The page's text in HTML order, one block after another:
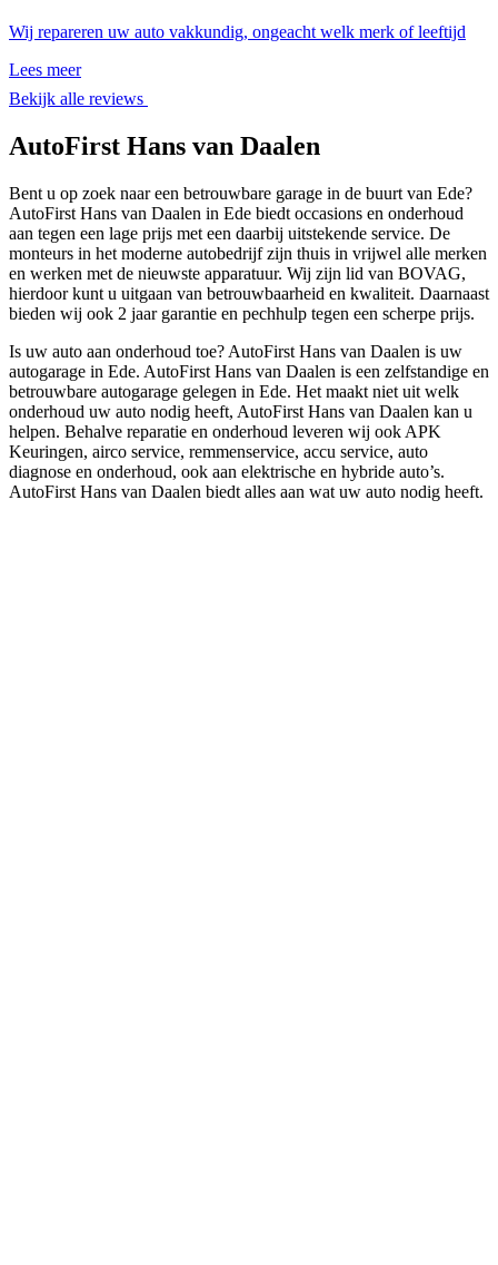
Wij repareren uw auto vakkundig, ongeacht welk merk of leeftijd
Lees meer
Bekijk alle reviews
AutoFirst Hans van Daalen
Bent u op zoek naar een betrouwbare garage in de buurt van Ede?
AutoFirst Hans van Daalen in Ede biedt occasions en onderhoud
aan tegen een lage prijs met een daarbij uitstekende service. De
monteurs in het moderne autobedrijf zijn thuis in vrijwel alle merken
en werken met de nieuwste apparatuur. Wij zijn lid van BOVAG,
hierdoor kunt u uitgaan van betrouwbaarheid en kwaliteit. Daarnaast
bieden wij ook 2 jaar garantie en pechhulp tegen een scherpe prijs.
Is uw auto aan onderhoud toe? AutoFirst Hans van Daalen is uw
autogarage in Ede. AutoFirst Hans van Daalen is een zelfstandige en
betrouwbare autogarage gelegen in Ede. Het maakt niet uit welk
onderhoud uw auto nodig heeft, AutoFirst Hans van Daalen kan u
helpen. Behalve reparatie en onderhoud leveren wij ook APK
Keuringen, airco service, remmenservice, accu service, auto
diagnose en onderhoud, ook aan elektrische en hybride auto’s.
AutoFirst Hans van Daalen biedt alles aan wat uw auto nodig heeft.